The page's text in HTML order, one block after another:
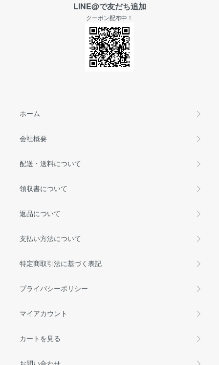
LINE@で友だち追加
クーポン配布中！
ホーム
会社概要
配送・送料について
領収書について
返品について
支払い方法について
特定商取引法に基づく表記
プライバシーポリシー
マイアカウント
カートを見る